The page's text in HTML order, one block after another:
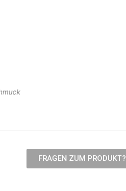
FRAGEN ZUM PRODUKT?